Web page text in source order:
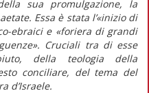
sua promulgazione, la
. Essa è stata l’«inizio di
ebraici e «foriera di grandi
Cruciali tra di esse
della teologia della
conciliare, del tema del
d’Israele.